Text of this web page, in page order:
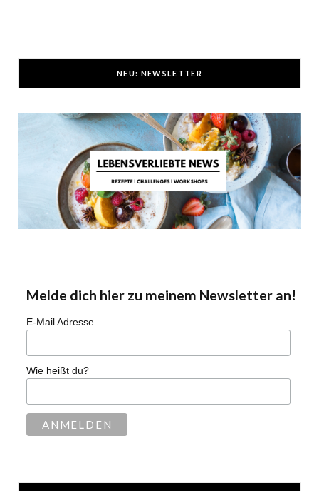
NEU: NEWSLETTER
Melde dich hier zu meinem Newsletter an!
E-Mail Adresse
Wie heißt du?